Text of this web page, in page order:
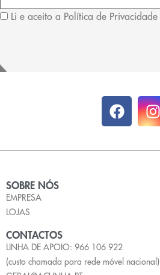
Li e aceito a Política de Privacidade
SOBRE NÓS
EMPRESA
LOJAS
CONTACTOS
LINHA DE APOIO: 966 106 922
(custo chamada para rede móvel nacional)